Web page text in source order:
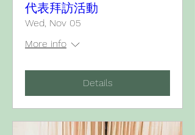
代表拜訪活動
Wed, Nov 05
More info
Details